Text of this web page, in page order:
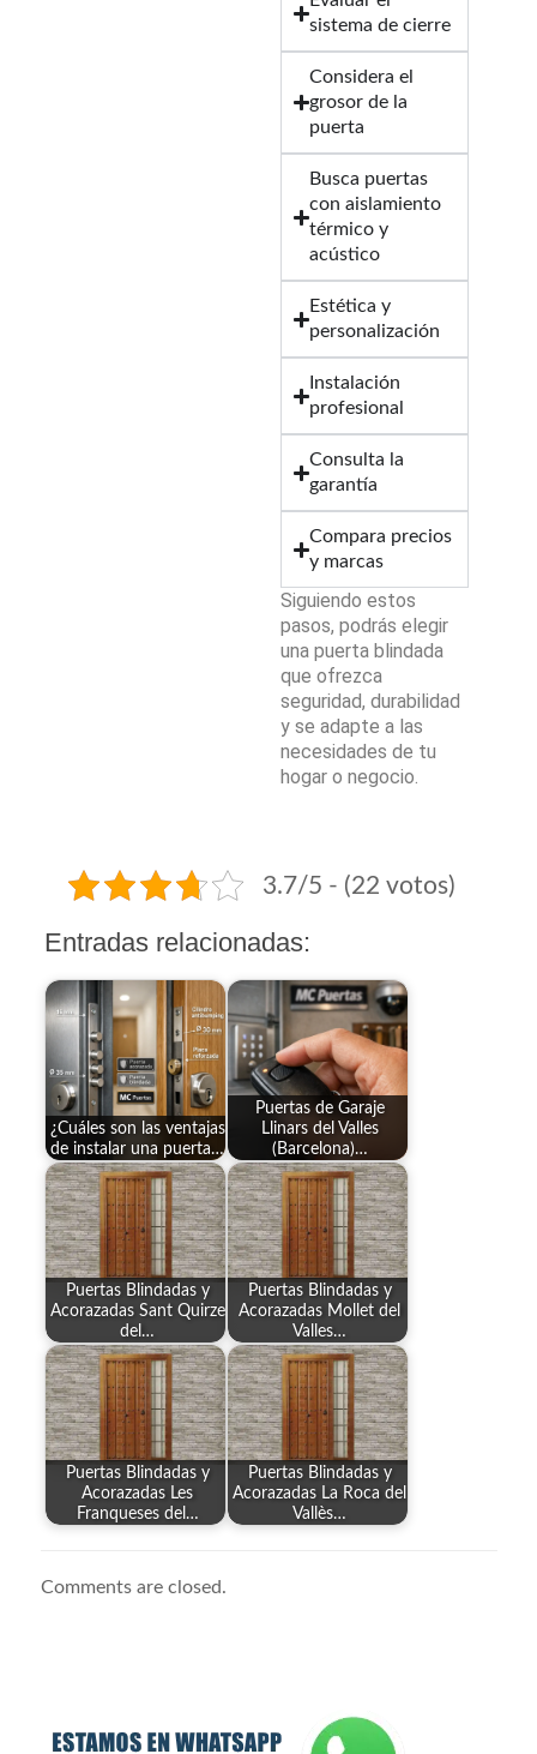
sistema de cierre
Considera el
grosor de la
puerta
Busca puertas
con aislamiento
térmico y
acústico
Estética y
personalización
Instalación
profesional
Consulta la
garantía
Compara precios
y marcas
Siguiendo estos
pasos, podrás elegir
una puerta blindada
que ofrezca
seguridad, durabilidad
y se adapte a las
necesidades de tu
hogar o negocio.
3.7/5 - (22 votos)
Entradas relacionadas:
¿Cuáles son las ventajas
de instalar una puerta…
Puertas de Garaje
Llinars del Valles
(Barcelona)…
Puertas Blindadas y
Acorazadas Sant Quirze
del…
Puertas Blindadas y
Acorazadas Mollet del
Valles…
Puertas Blindadas y
Acorazadas Les
Franqueses del…
Puertas Blindadas y
Acorazadas La Roca del
Vallès…
Comments are closed.